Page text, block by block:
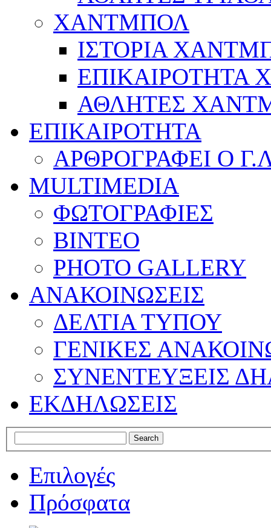
ΧΑΝΤΜΠΟΛ
ΙΣΤΟΡΙΑ
ΕΠΙΚΑΙΡΟΤΗΤΑ
ΑΘΛΗΤΕΣ
ΕΠΙΚΑΙΡΟΤΗΤΑ
ΑΡΘΡΟΓΡΑΦΕΙ Ο
MULTIMEDIA
ΦΩΤΟΓΡΑΦΙΕΣ
ΒΙΝΤΕΟ
PHOTO GALLERY
ΑΝΑΚΟΙΝΩΣΕΙΣ
ΔΕΛΤΙΑ ΤΥΠΟΥ
ΓΕΝΙΚΕΣ
ΣΥΝΕΝΤΕΥΞΕΙΣ
ΕΚΔΗΛΩΣΕΙΣ
Επιλογές
Πρόσφατα